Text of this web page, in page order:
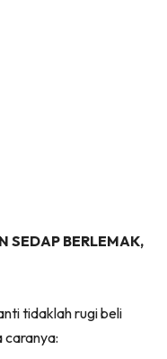
SEDAP BERLEMAK,
tidaklah rugi beli
caranya: